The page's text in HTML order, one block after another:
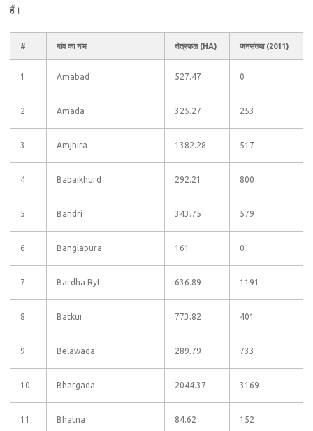
हैं।
# गांव का नाम क्षेत्रफल (HA) जनसंख्या (2011)
1 Amabad 527.47 0
2 Amada 325.27 253
3 Amjhira 1382.28 517
4 Babaikhurd 292.21 800
5 Bandri 343.75 579
6 Banglapura 161 0
7 Bardha Ryt 636.89 1191
8 Batkui 773.82 401
9 Belawada 289.79 733
10 Bhargada 2044.37 3169
11 Bhatna 84.62 152